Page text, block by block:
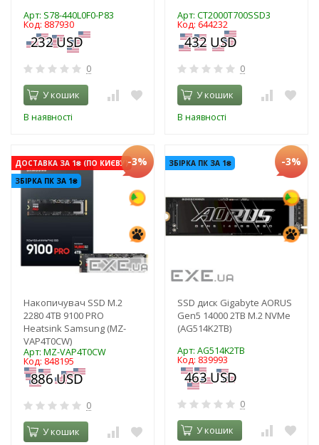
Арт: S78-440L0F0-P83
Код: 887930
0
У кошик
В наявності
Арт: CT2000T700SSD3
Код: 644232
0
У кошик
В наявності
ДОСТАВКА ЗА 1₴ (ПО КИЄВУ)
ЗБІРКА ПК ЗА 1₴
-3%
Накопичувач SSD M.2
2280 4TB 9100 PRO
Heatsink Samsung (MZ-
VAP4T0CW)
Арт: MZ-VAP4T0CW
Код: 848195
0
У кошик
ЗБІРКА ПК ЗА 1₴ -3%
SSD диск Gigabyte AORUS
Gen5 14000 2TB M.2 NVMe
(AG514K2TB)
Арт: AG514K2TB
Код: 839993
0
У кошик